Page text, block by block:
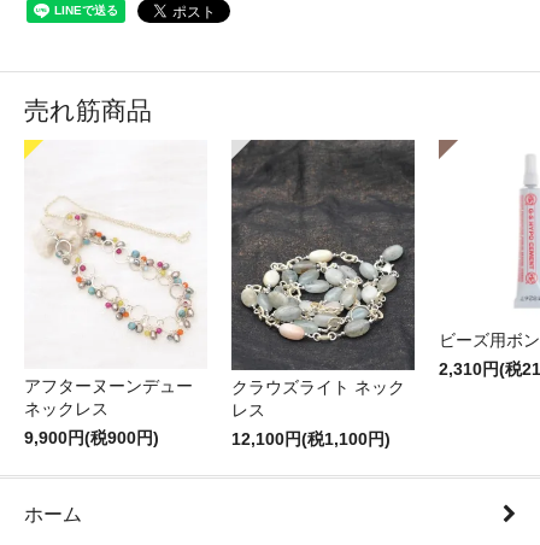
売れ筋商品
アフターヌーンデュー
ネックレス
9,900円(税900円)
クラウズライト ネック
レス
12,100円(税1,100円)
ビーズ用ボ
2,310円(税
ホーム